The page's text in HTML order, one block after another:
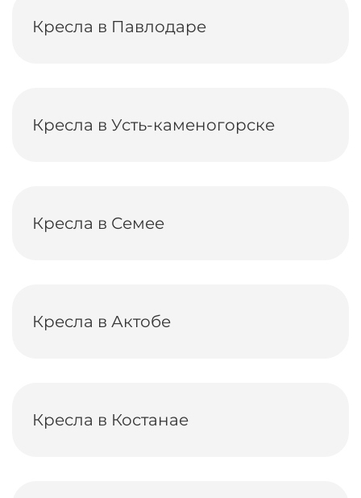
Кресла в Павлодаре
Кресла в Усть-каменогорске
Кресла в Семее
Кресла в Актобе
Кресла в Костанае